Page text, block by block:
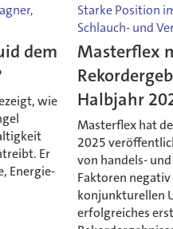
dem
wie
Er
Energie-
Starke Position
Schlauch- und
Masterflex
Halbjahr
Masterflex hat
2025
von handels-
Faktoren
konjunkturellen
erfolgreiches